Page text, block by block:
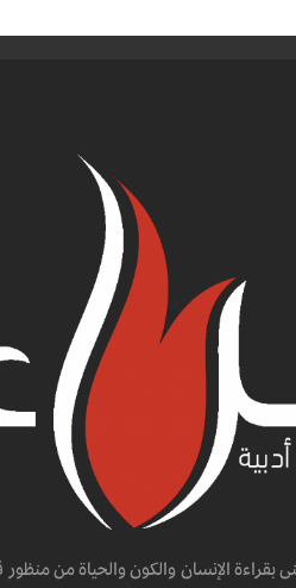
بقراءة الإنسان والكون والحياة من